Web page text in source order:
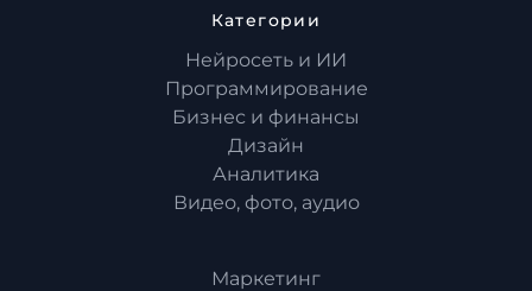
Категории
Нейросеть и ИИ
Программирование
Бизнес и финансы
Дизайн
Аналитика
Видео, фото, аудио
Маркетинг